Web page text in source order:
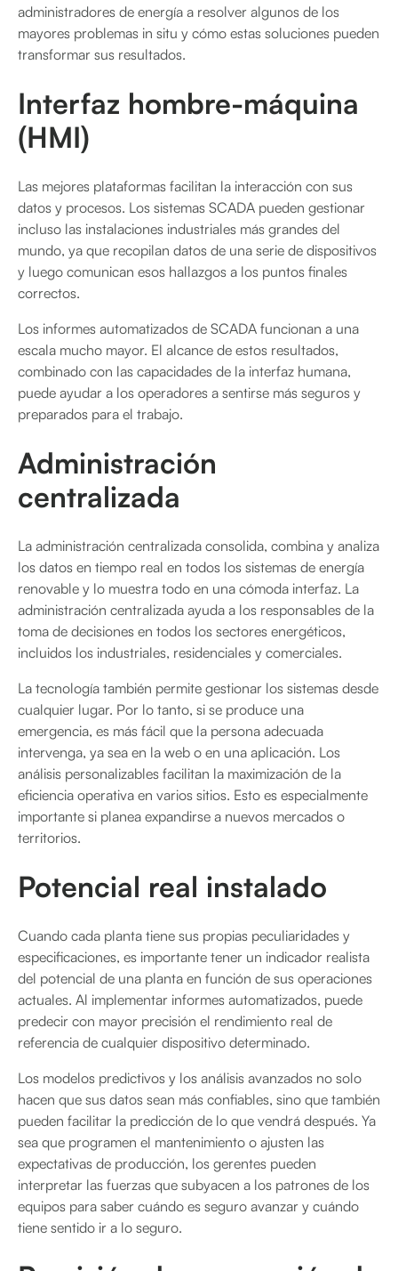
administradores de energía a resolver algunos de los
mayores problemas in situ y cómo estas soluciones pueden
transformar sus resultados.
Interfaz hombre-máquina
(HMI)
Las mejores plataformas facilitan la interacción con sus
datos y procesos. Los sistemas SCADA pueden gestionar
incluso las instalaciones industriales más grandes del
mundo, ya que recopilan datos de una serie de dispositivos
y luego comunican esos hallazgos a los puntos finales
correctos.
Los informes automatizados de SCADA funcionan a una
escala mucho mayor. El alcance de estos resultados,
combinado con las capacidades de la interfaz humana,
puede ayudar a los operadores a sentirse más seguros y
preparados para el trabajo.
Administración
centralizada
La administración centralizada consolida, combina y analiza
los datos en tiempo real en todos los sistemas de energía
renovable y lo muestra todo en una cómoda interfaz. La
administración centralizada ayuda a los responsables de la
toma de decisiones en todos los sectores energéticos,
incluidos los industriales, residenciales y comerciales.
La tecnología también permite gestionar los sistemas desde
cualquier lugar. Por lo tanto, si se produce una
emergencia, es más fácil que la persona adecuada
intervenga, ya sea en la web o en una aplicación. Los
análisis personalizables facilitan la maximización de la
eficiencia operativa en varios sitios. Esto es especialmente
importante si planea expandirse a nuevos mercados o
territorios.
Potencial real instalado
Cuando cada planta tiene sus propias peculiaridades y
especificaciones, es importante tener un indicador realista
del potencial de una planta en función de sus operaciones
actuales. Al implementar informes automatizados, puede
predecir con mayor precisión el rendimiento real de
referencia de cualquier dispositivo determinado.
Los modelos predictivos y los análisis avanzados no solo
hacen que sus datos sean más confiables, sino que también
pueden facilitar la predicción de lo que vendrá después. Ya
sea que programen el mantenimiento o ajusten las
expectativas de producción, los gerentes pueden
interpretar las fuerzas que subyacen a los patrones de los
equipos para saber cuándo es seguro avanzar y cuándo
tiene sentido ir a lo seguro.